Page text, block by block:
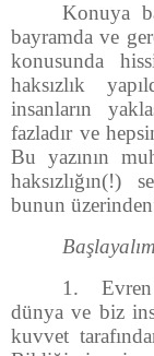
Konuya
bayramda ve
konusunda
haksızlık
insanların
fazladır ve
Bu yazının
haksızlığın(!)
bunun
1. Evren
dünya ve biz
kuvvet